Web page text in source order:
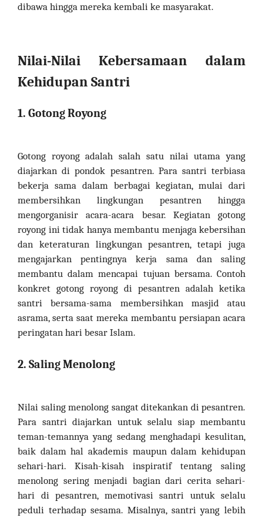
dibawa hingga mereka kembali ke masyarakat.
Nilai-Nilai Kebersamaan dalam
Kehidupan Santri
1. Gotong Royong
Gotong royong adalah salah satu nilai utama yang
diajarkan di pondok pesantren. Para santri terbiasa
bekerja sama dalam berbagai kegiatan, mulai dari
membersihkan lingkungan pesantren hingga
mengorganisir acara-acara besar. Kegiatan gotong
royong ini tidak hanya membantu menjaga kebersihan
dan keteraturan lingkungan pesantren, tetapi juga
mengajarkan pentingnya kerja sama dan saling
membantu dalam mencapai tujuan bersama. Contoh
konkret gotong royong di pesantren adalah ketika
santri bersama-sama membersihkan masjid atau
asrama, serta saat mereka membantu persiapan acara
peringatan hari besar Islam.
2. Saling Menolong
Nilai saling menolong sangat ditekankan di pesantren.
Para santri diajarkan untuk selalu siap membantu
teman-temannya yang sedang menghadapi kesulitan,
baik dalam hal akademis maupun dalam kehidupan
sehari-hari. Kisah-kisah inspiratif tentang saling
menolong sering menjadi bagian dari cerita sehari-
hari di pesantren, memotivasi santri untuk selalu
peduli terhadap sesama. Misalnya, santri yang lebih